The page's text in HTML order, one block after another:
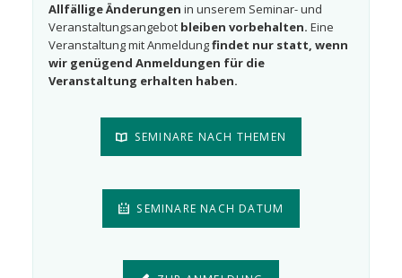
Allfällige Änderungenin unserem Seminar- und
Veranstaltungsangebot bleiben vorbehalten.Eine
Veranstaltung mit Anmeldungfindet nur statt, wenn
wir genügend Anmeldungen für die
Veranstaltung erhalten haben.
SEMINARE NACH THEMEN
SEMINARE NACH DATUM